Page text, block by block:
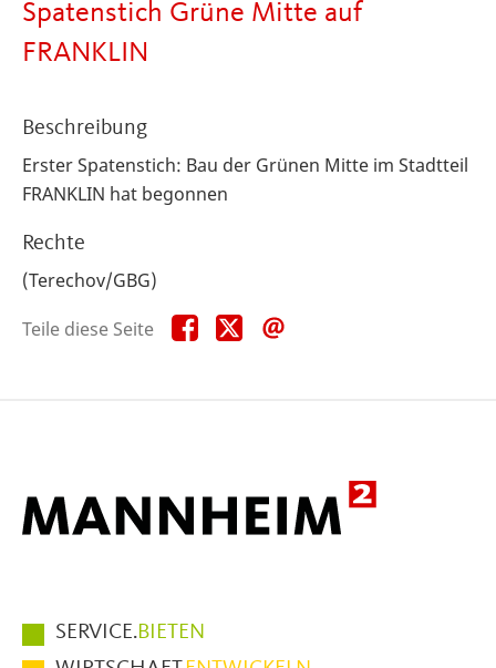
Spatenstich Grüne Mitte auf
FRANKLIN
Beschreibung
Erster Spatenstich: Bau der Grünen Mitte im Stadtteil
FRANKLIN hat begonnen
Rechte
(Terechov/GBG)
Teile diese Seite
Teile
diese
Teile
diese
Hauptmenüpunkte
im
SERVICE.BIETEN